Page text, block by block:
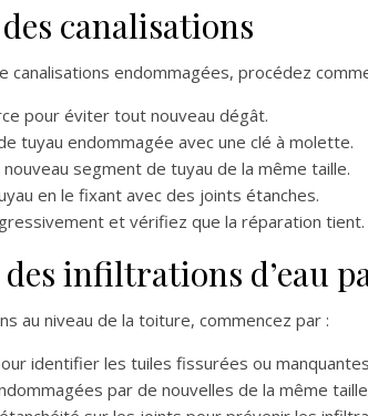
canalisations
canalisations endommagées, procédez
pour éviter tout nouveau dégât.
tuyau endommagée avec une clé à molette.
segment de tuyau de la même taille.
en le fixant avec des joints étanches.
et vérifiez que la réparation tient.
infiltrations d’eau
au niveau de la toiture, commencez par :
identifier les tuiles fissurées ou
par de nouvelles de la même